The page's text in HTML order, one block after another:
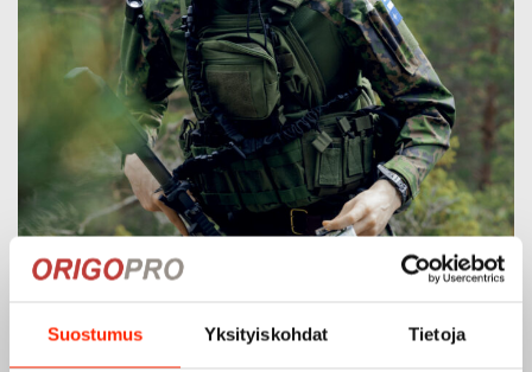
Suostumus Yksityiskohdat Tietoja